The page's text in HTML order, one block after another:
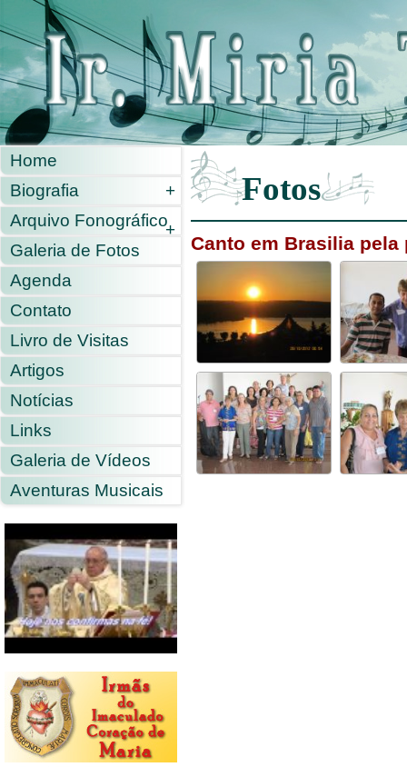
Home
Biografia
+
Arquivo Fonográfico+
Galeria de Fotos
Agenda
Contato
Livro de Visitas
Artigos
Notícias
Links
Galeria de Vídeos
Aventuras Musicais
Fotos
Canto em Brasilia pela